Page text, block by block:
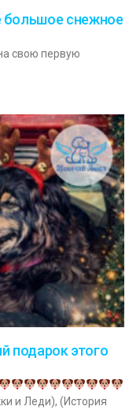
большое снежное
свою первую
подарок этого
и Леди), (История